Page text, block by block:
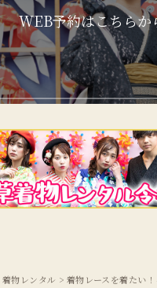
WEB予約はこちらか
着物レンタル > 着物レースを着たい